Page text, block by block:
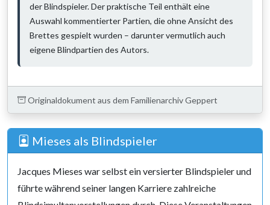
der Blindspieler. Der praktische Teil enthält eine
Auswahl kommentierter Partien, die ohne Ansicht des
Brettes gespielt wurden – darunter vermutlich auch
eigene Blindpartien des Autors.
Originaldokument aus dem Familienarchiv Geppert
Mieses als Blindspieler
Jacques Mieses war selbst ein versierter Blindspieler und
führte während seiner langen Karriere zahlreiche